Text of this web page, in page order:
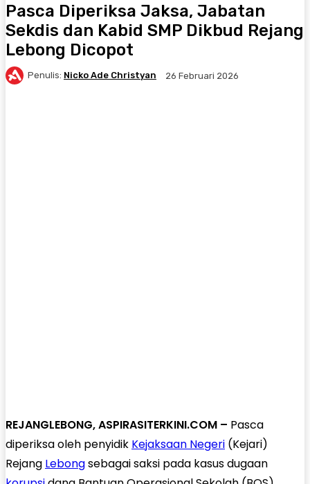
Pasca Diperiksa Jaksa, Jabatan
Sekdis dan Kabid SMP Dikbud Rejang
Lebong Dicopot
Penulis: Nicko Ade Christyan 26 Februari 2026
REJANGLEBONG, ASPIRASITERKINI.COM – Pasca
diperiksa oleh penyidik Kejaksaan Negeri (Kejari)
Rejang Lebongsebagai saksi pada kasus dugaan